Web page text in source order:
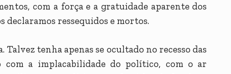
com a força e a gratuidade aparente dos
declaramos ressequidos e mortos.
Talvez tenha apenas se ocultado no recesso das
com a implacabilidade do político, com o ar